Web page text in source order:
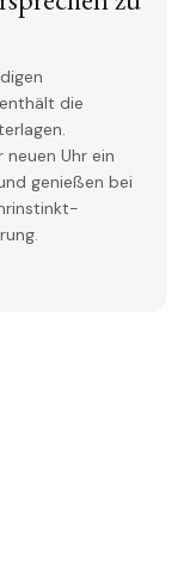
die
Uhr ein
genießen bei